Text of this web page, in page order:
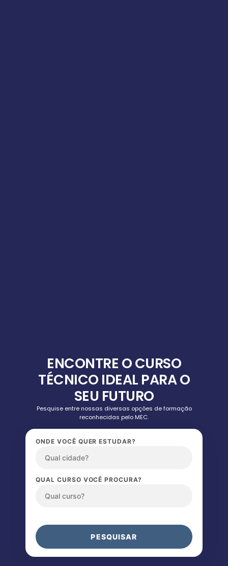
ENCONTRE O CURSO
TÉCNICO IDEAL PARA O
SEU FUTURO
Pesquise entre nossas diversas opções de formação
reconhecidas pelo MEC.
ONDE VOCÊ QUER ESTUDAR?
QUAL CURSO VOCÊ PROCURA?
PESQUISAR